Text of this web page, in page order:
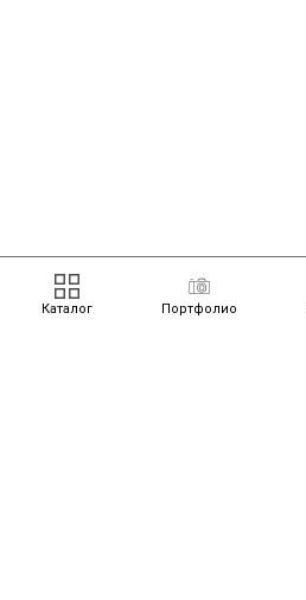
Каталог Портфолио